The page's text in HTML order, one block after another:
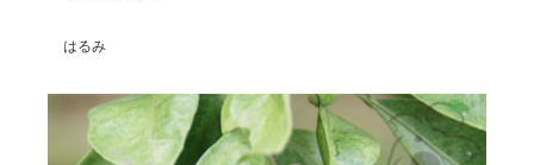
はるみ